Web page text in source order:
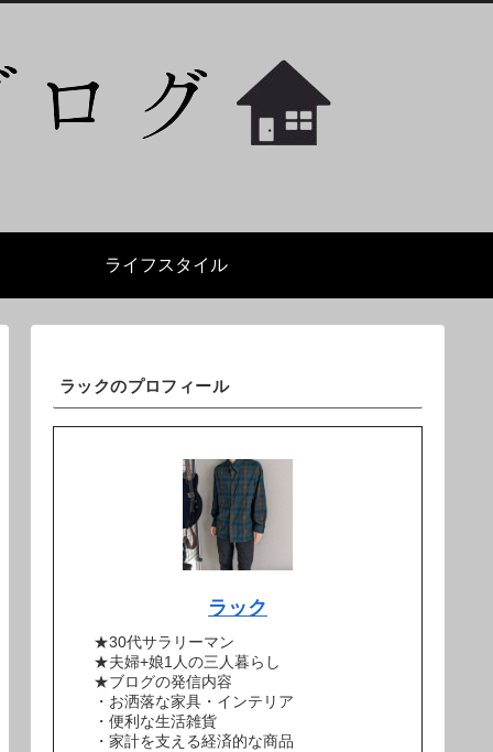
ライフスタイル
ラックのプロフィール
ラック
★30代サラリーマン
★夫婦+娘1人の三人暮らし
★ブログの発信内容
・お洒落な家具・インテリア
・便利な生活雑貨
・家計を支える経済的な商品